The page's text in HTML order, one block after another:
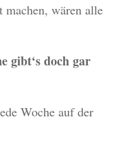
wären alle
gibt‘s doch gar
Woche auf der